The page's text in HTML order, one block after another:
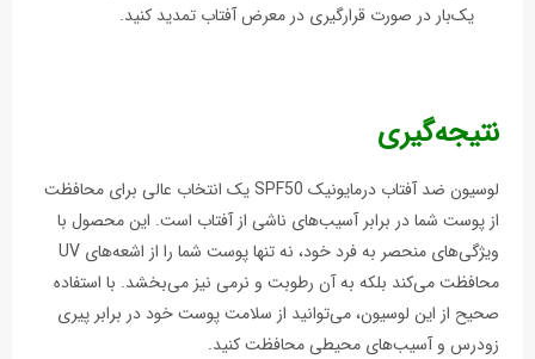
یک‌بار در صورت قرارگیری در معرض آفتاب تمدید کنید.
نتیجه‌گیری
لوسیون ضد آفتاب درمایونیک SPF50 یک انتخاب عالی برای محافظت
از پوست شما در برابر آسیب‌های ناشی از آفتاب است. این محصول با
ویژگی‌های منحصر به فرد خود، نه تنها پوست شما را از اشعه‌های UV
محافظت می‌کند بلکه به آن رطوبت و نرمی نیز می‌بخشد. با استفاده
صحیح از این لوسیون، می‌توانید از سلامت پوست خود در برابر پیری
زودرس و آسیب‌های محیطی محافظت کنید.